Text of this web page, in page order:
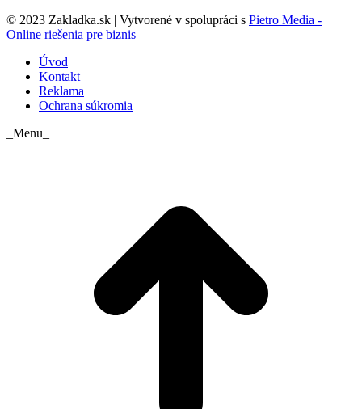
© 2023 Zakladka.sk | Vytvorené v spolupráci s Pietro Media -
Online riešenia pre biznis
Úvod
Kontakt
Reklama
Ochrana súkromia
_Menu_